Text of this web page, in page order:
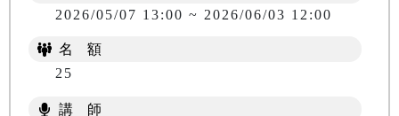
2026/05/07 13:00 ~ 2026/06/03 12:00
名 額
25
講 師